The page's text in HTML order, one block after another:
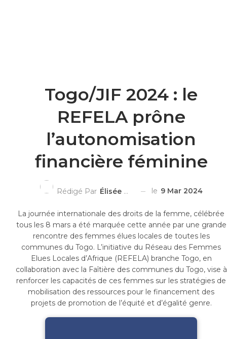
Togo/JIF 2024 : le
REFELA prône
l’autonomisation
financière féminine
Rédigé Par Élisée Kumondji le 9 Mar 2024
La journée internationale des droits de la femme, célébrée
tous les 8 mars a été marquée cette année par une grande
rencontre des femmes élues locales de toutes les
communes du Togo. L’initiative du Réseau des Femmes
Elues Locales d’Afrique (REFELA) branche Togo, en
collaboration avec la Faîtière des communes du Togo, vise à
renforcer les capacités de ces femmes sur les stratégies de
mobilisation des ressources pour le financement des
projets de promotion de l’équité et d’égalité genre.